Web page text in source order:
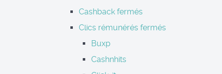
Cashback fermés
Clics rémunérés fermés
Buxp
Cashnhits